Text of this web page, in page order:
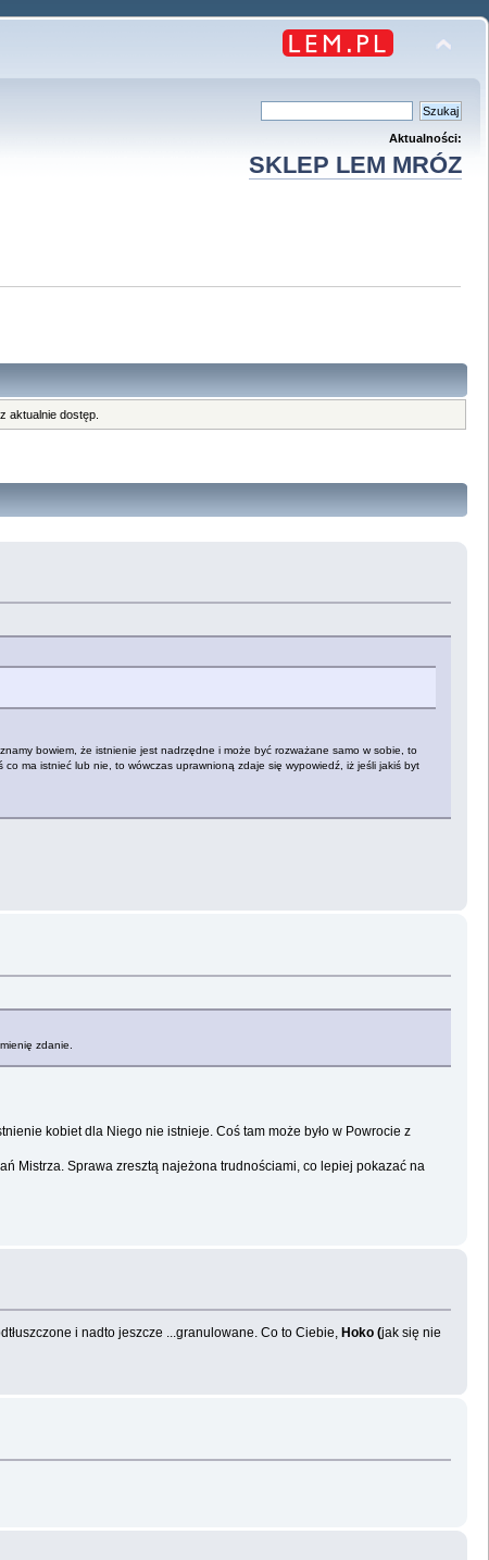
Aktualności:
SKLEP LEM MRÓZ
aktualnie dostęp.
bowiem, że istnienie jest nadrzędne i może być rozważane samo w sobie, to
ma istnieć lub nie, to wówczas uprawnioną zdaje się wypowiedź, iż jeśli jakiś byt
zdanie.
kobiet dla Niego nie istnieje. Coś tam może było w Powrocie z
Mistrza. Sprawa zresztą najeżona trudnościami, co lepiej pokazać na
i nadto jeszcze ...granulowane. Co to Ciebie, Hoko (jak się nie